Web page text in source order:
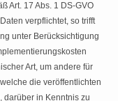
Art. 17 Abs. 1 DS-GVO
verpflichtet, so trifft
unter Berücksichtigung
Art, um andere für
die veröffentlichten
darüber in Kenntnis zu